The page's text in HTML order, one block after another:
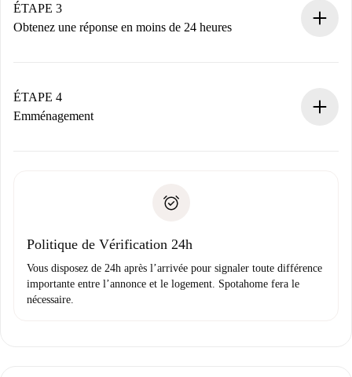
Nous ne vous facturerons rien tant que le propriétaire
n’aura pas accepté.
ÉTAPE 3
Obtenez une réponse en moins de 24 heures
contact avec le propriétaire.
Si refusé : aucun prélèvement et nous vous proposerons
Justificatif de solvabilité
ÉTAPE 4
Emménagement
uniquement si aucun problème n'est signalé.
Politique de Vérification 24h
Vous disposez de 24h après l’arrivée pour signaler toute différence
importante entre l’annonce et le logement. Spotahome fera le
nécessaire.